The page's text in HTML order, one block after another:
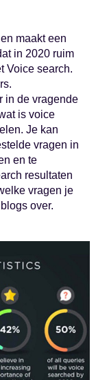
maakt een
in 2020 ruim
Voice search.
in de vragende
is voice
Je kan
vragen in
en te
resultaten
vragen je
over.